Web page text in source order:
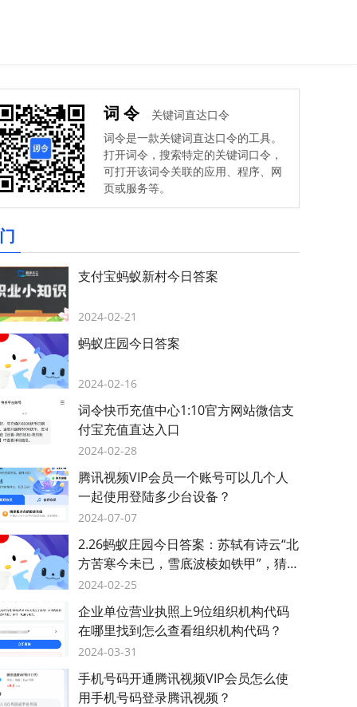
词令
关键词直达口令
词令是一款关键词直达口令的工具。
打开词令，搜索特定的关键词口令，
可打开该词令关联的应用、程序、网
页或服务等。
支付宝蚂蚁新村今日答案
2024-02-21
蚂蚁庄园今日答案
2024-02-16
词令快币充值中心1:10官方网站微信支
付宝充值直达入口
2024-02-28
腾讯视频VIP会员一个账号可以几个人
一起使用登陆多少台设备？
2024-07-07
2.26蚂蚁庄园今日答案：苏轼有诗云“北
方苦寒今未已，雪底波棱如铁甲”，猜猜
是哪种蔬菜？
2024-02-25
企业单位营业执照上9位组织机构代码
在哪里找到怎么查看组织机构代码？
2024-03-31
手机号码开通腾讯视频VIP会员怎么使
用手机号码登录腾讯视频？